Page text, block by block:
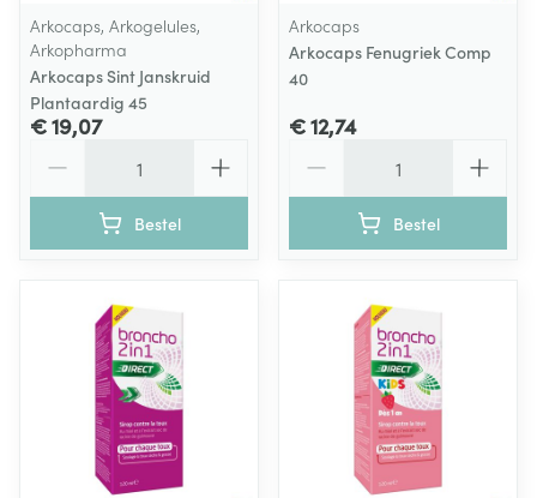
Arkocaps, Arkogelules,
Arkopharma
Arkocaps Sint Janskruid
Plantaardig 45
€ 19,07
Bestel
Arkocaps
Arkocaps Fenugriek Comp
40
€ 12,74
Bestel